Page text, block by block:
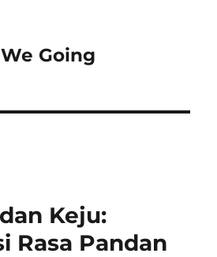
Going
Keju:
Rasa Pandan